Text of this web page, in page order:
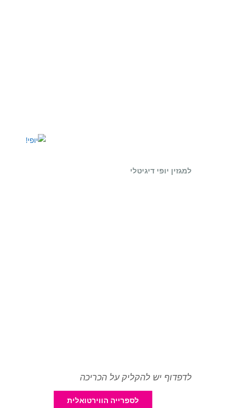
למגזין יופי דיגיטלי
לדפדוף יש להקליק על הכריכה
לספרייה הווירטואלית